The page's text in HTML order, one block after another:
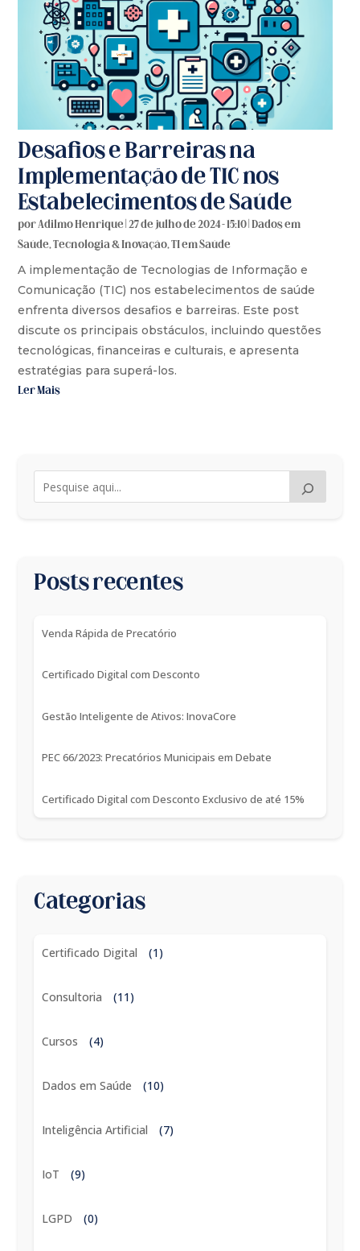
Desafios e Barreiras na
Implementação de TIC nos
Estabelecimentos de Saúde
porAdilmo Henrique|27 de julho de 2024 - 15:10|Dados em
Saúde,Tecnologia & Inovação,TI em Saúde
A implementação de Tecnologias de Informação e
Comunicação (TIC) nos estabelecimentos de saúde
enfrenta diversos desafios e barreiras. Este post
discute os principais obstáculos, incluindo questões
tecnológicas, financeiras e culturais, e apresenta
estratégias para superá-los.
Ler Mais
Posts recentes
Venda Rápida de Precatório
Certificado Digital com Desconto
Gestão Inteligente de Ativos: InovaCore
PEC 66/2023: Precatórios Municipais em Debate
Certificado Digital com Desconto Exclusivo de até 15%
Categorias
Certificado Digital (1)
Consultoria (11)
Cursos (4)
Dados em Saúde (10)
Inteligência Artificial (7)
IoT (9)
LGPD (0)